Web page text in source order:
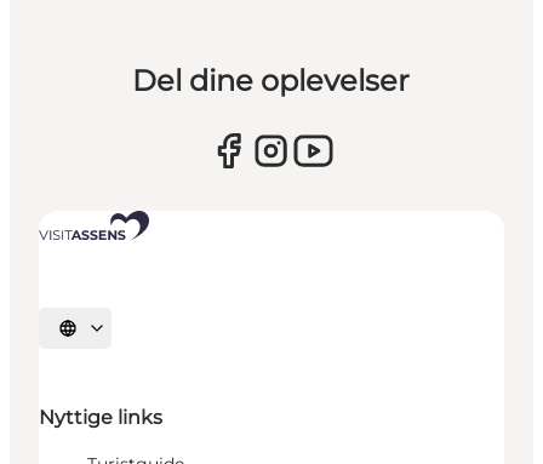
Del dine oplevelser
Vælg sprog
Nyttige links